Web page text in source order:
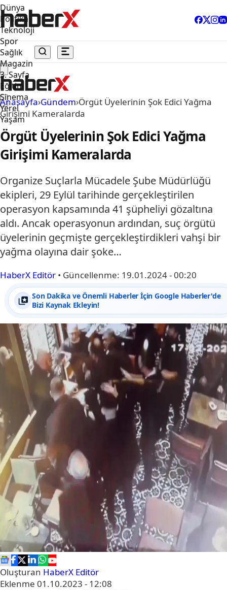
Dünya
Politika
Teknoloji
Spor
Sağlık
Magazin
3. Sayfa
Eğitim
Sinema
Yerel
Yaşam
Anasayfa›Gündem›Örgüt Üyelerinin Şok Edici Yağma
Girişimi Kameralarda
Örgüt Üyelerinin Şok Edici Yağma
Girişimi Kameralarda
Organize Suçlarla Mücadele Şube Müdürlüğü
ekipleri, 29 Eylül tarihinde gerçekleştirilen
operasyon kapsamında 41 şüpheliyi gözaltına
aldı. Ancak operasyonun ardından, suç örgütü
üyelerinin geçmişte gerçekleştirdikleri vahşi bir
yağma olayına dair şoke…
HaberX Editör • Güncellenme: 19.01.2024 - 00:20
Son Dakika ve Önemli Haberler İçin Google Haberler'de
Bizi Kaynak Ekleyin!
Oluşturan HaberX Editör
Eklenme 01.10.2023 - 12:08